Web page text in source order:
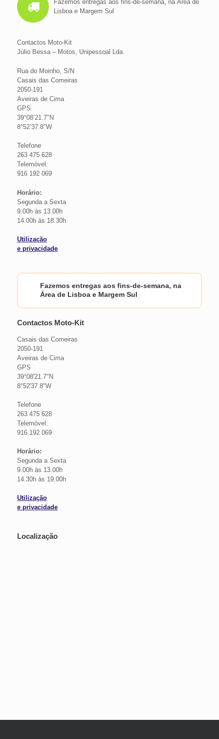
Fazemos entregas aos fins-de-semana, na Área de
Lisboa e Margem Sul
Contactos Moto-Kit
Júlio Bessa – Motos, Unipessoal Lda.
Rua do Moinho, S/N
Casais das Comeiras
2050-191
Aveiras de Cima
GPS
39°08’21.7″N
8°52’37.8″W
Telefone
263 475 628
Telemóvel:
916 192 069
Horário:
Segunda a Sexta
9.00h às 13.00h
14.00h às 18.30h
Utilização
e privacidade
Fazemos entregas aos fins-de-semana, na
Área de Lisboa e Margem Sul
Contactos Moto-Kit
Casais das Comeiras
2050-191
Aveiras de Cima
GPS
39°08'21.7"N
8°52'37.8"W
Telefone
263 475 628
Telemóvel:
916 192 069
Horário:
Segunda a Sexta
9.00h às 13.00h
14.30h às 19.00h
Utilização
e privacidade
Localização